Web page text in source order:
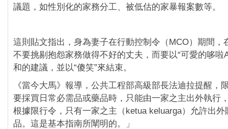
議題，如性別化的家務分工、被低估的家暴報案數等。
這則貼文指出，身為妻子在行動控制令（MCO）期間，
不要挑剔抱怨家務做得不好的丈夫，而要以“可愛的哆啦
和的建議，並以“傻笑”來結束。
《當今大馬》報導，公共工程部高級部長法迪拉提醒，
要採買日常必需品或藥品時，只能由一家之主出外執行
根據限行令，只有一家之主（ketua keluarga）允許出
品。這是基本指南所闡明的。」